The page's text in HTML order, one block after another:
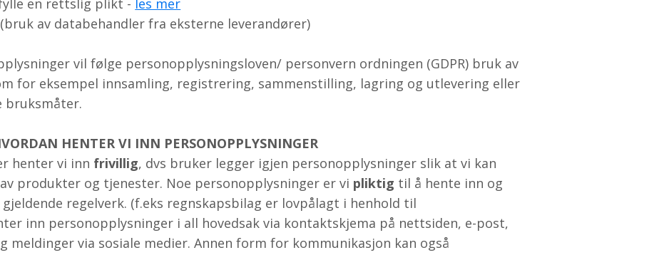
en rettslig plikt - les mer
av databehandler fra eksterne leverandører)
vil følge personopplysningsloven/ personvern ordningen (GDPR) bruk av
for eksempel innsamling, registrering, sammenstilling, lagring og utlevering eller
bruksmåter.
HENTER VI INN PERSONOPPLYSNINGER
henter vi inn frivillig, dvs bruker legger igjen personopplysninger slik at vi kan
produkter og tjenester. Noe personopplysninger er vi pliktig til å hente inn og
regelverk. (f.eks regnskapsbilag er lovpålagt i henhold til
inn personopplysninger i all hovedsak via kontaktskjema på nettsiden, e-post,
meldinger via sosiale medier. Annen form for kommunikasjon kan også